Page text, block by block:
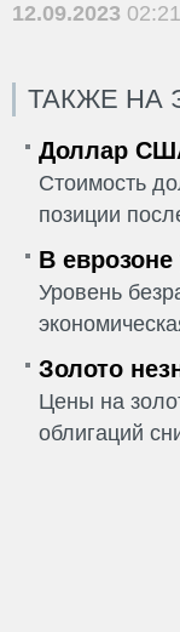
12.09.2023
ТАКЖЕ НА
Доллар
Стоимость
позиции
В
Уровень
Золото
Цены на
облигаций